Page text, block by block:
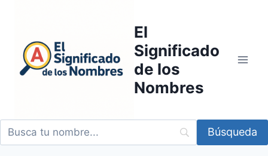
contenido
El
Significado
de los
Nombres